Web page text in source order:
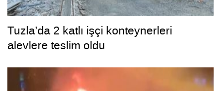
Tuzla’da 2 katlı işçi konteynerleri
alevlere teslim oldu